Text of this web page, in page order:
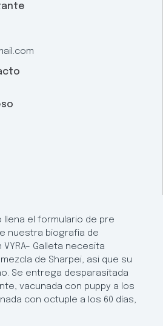
el formulario de pre
nuestra biografia de
Galleta necesita
de Sharpei, asi que su
Se entrega desparasitada
vacunada con puppy a los
con octuple a los 60 días,